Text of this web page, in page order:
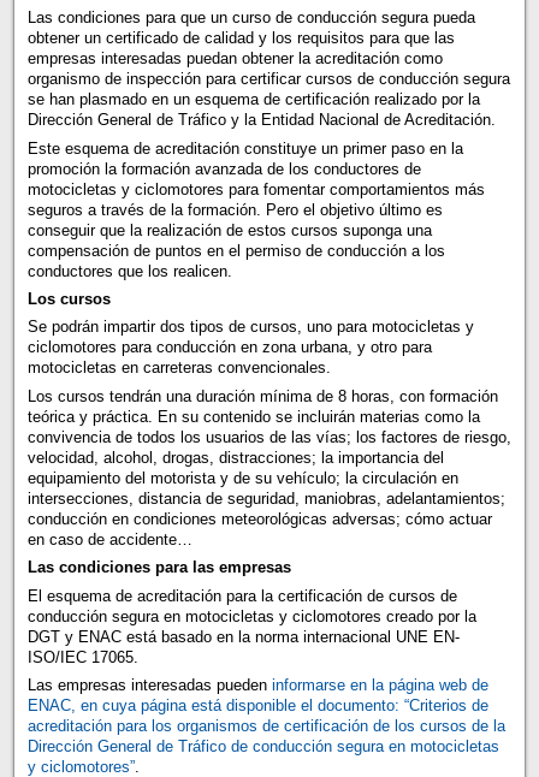
Las condiciones para que un curso de conducción segura pueda
obtener un certificado de calidad y los requisitos para que las
empresas interesadas puedan obtener la acreditación como
organismo de inspección para certificar cursos de conducción segura
se han plasmado en un esquema de certificación realizado por la
Dirección General de Tráfico y la Entidad Nacional de Acreditación.
Este esquema de acreditación constituye un primer paso en la
promoción la formación avanzada de los conductores de
motocicletas y ciclomotores para fomentar comportamientos más
seguros a través de la formación. Pero el objetivo último es
conseguir que la realización de estos cursos suponga una
compensación de puntos en el permiso de conducción a los
conductores que los realicen.
Los cursos
Se podrán impartir dos tipos de cursos, uno para motocicletas y
ciclomotores para conducción en zona urbana, y otro para
motocicletas en carreteras convencionales.
Los cursos tendrán una duración mínima de 8 horas, con formación
teórica y práctica. En su contenido se incluirán materias como la
convivencia de todos los usuarios de las vías; los factores de riesgo,
velocidad, alcohol, drogas, distracciones; la importancia del
equipamiento del motorista y de su vehículo; la circulación en
intersecciones, distancia de seguridad, maniobras, adelantamientos;
conducción en condiciones meteorológicas adversas; cómo actuar
en caso de accidente…
Las condiciones para las empresas
El esquema de acreditación para la certificación de cursos de
conducción segura en motocicletas y ciclomotores creado por la
DGT y ENAC está basado en la norma internacional UNE EN-
ISO/IEC 17065.
Las empresas interesadas pueden informarse en la página web de
ENAC, en cuya página está disponible el documento: “Criterios de
acreditación para los organismos de certificación de los cursos de la
Dirección General de Tráfico de conducción segura en motocicletas
y ciclomotores”.